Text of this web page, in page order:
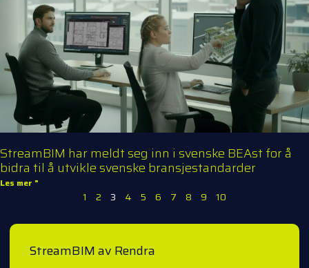
StreamBIM har meldt seg inn i svenske BEAst for å
bidra til å utvikle svenske bransjestandarder
Les mer "
1 2 3 4 5 6 7 8 9 10
StreamBIM av Rendra